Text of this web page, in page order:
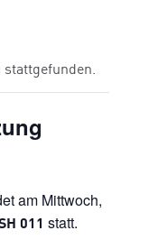
stattgefunden.
am Mittwoch,
011 statt.